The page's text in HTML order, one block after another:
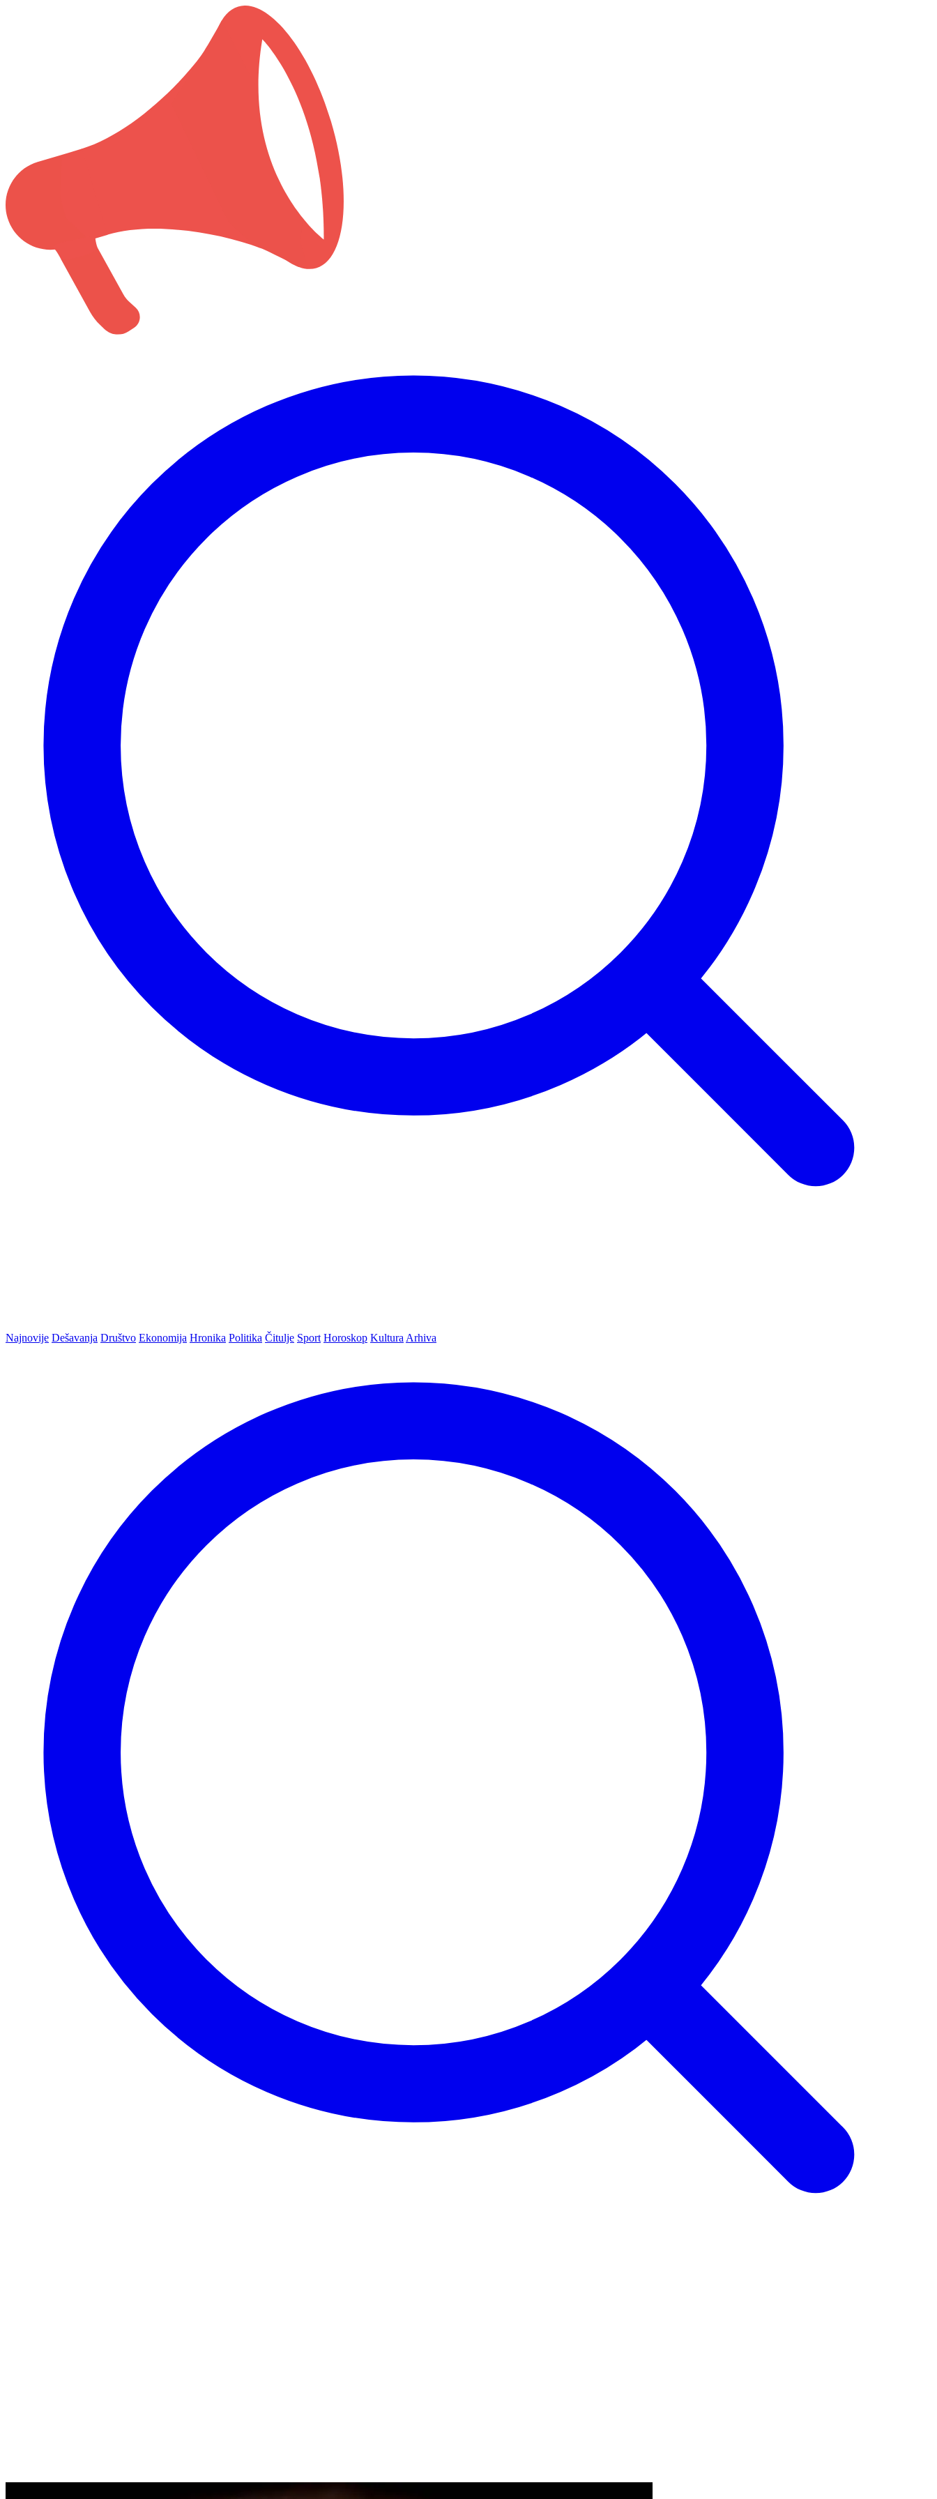
Najnovije Dešavanja Društvo Ekonomija Hronika Politika Čitulje Sport Horoskop Kultura Arhiva